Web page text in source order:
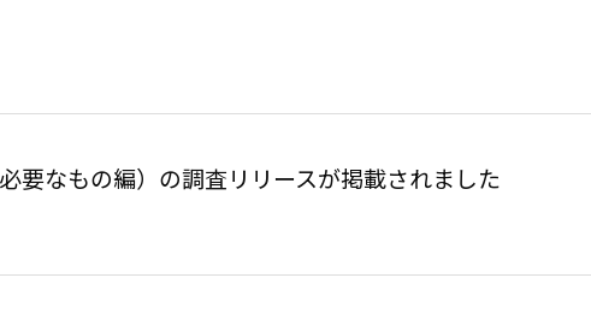
要なもの編）の調査リリースが掲載されました